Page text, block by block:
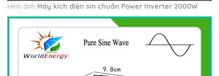
Hình ảnh Máy kích điện sin chuẩn Power Inverter 2000W